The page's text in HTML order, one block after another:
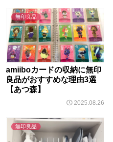
無印良品
amiiboカードの収納に無印
良品がおすすめな理由3選
【あつ森】
2025.08.26
無印良品